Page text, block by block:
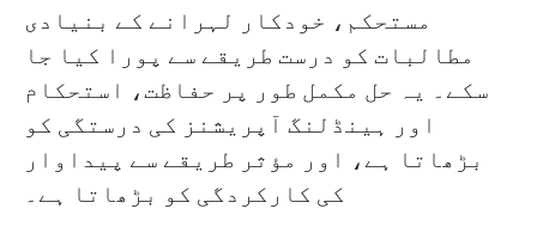
مستحکم، خودکار لہرانے کے بنیادی
مطالبات کو درست طریقے سے پورا کیا جا
سکے۔ یہ حل مکمل طور پر حفاظت، استحکام
اور ہینڈلنگ آپریشنز کی درستگی کو
بڑھاتا ہے، اور مؤثر طریقے سے پیداوار
کی کارکردگی کو بڑھاتا ہے۔